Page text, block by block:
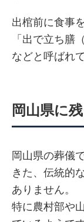
出棺前に食事
「出で立ち膳
などと呼ばれ
岡山県に
岡山県の葬儀
きた、伝統的
ありません。
特に農村部や